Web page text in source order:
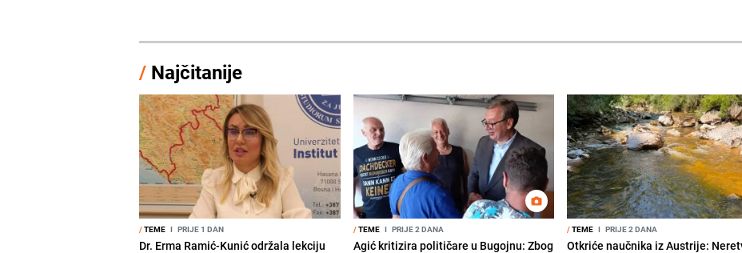
/ Najčitanije
/TEME I PRIJE 1 DAN
Dr. Erma Ramić-Kunić održala lekciju
/TEME I PRIJE 2 DANA
Agić kritizira političare u Bugojnu: Zbog
/TEME I PRIJE 2 DANA
Otkriće naučnika iz Austrije: